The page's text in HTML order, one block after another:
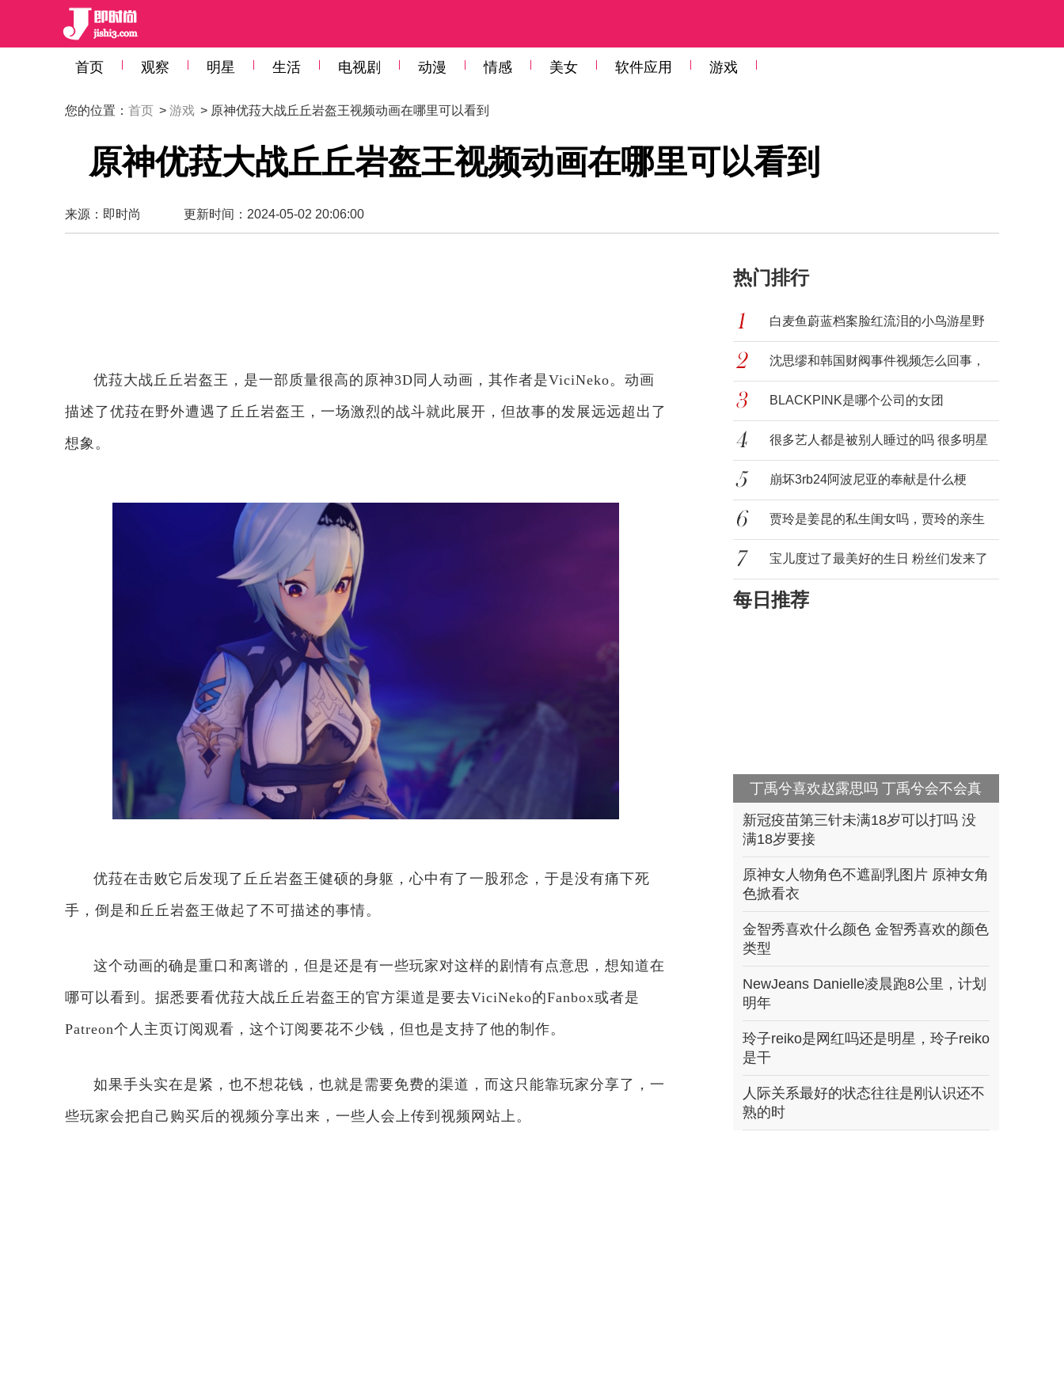
首页 观察 明星 生活 电视剧 动漫 情感 美女 软件应用 游戏
您的位置： 首页 > 游戏 > 原神优菈大战丘丘岩盔王视频动画在哪里可以看到
原神优菈大战丘丘岩盔王视频动画在哪里可以看到
来源： 即时尚 更新时间：2024-05-02 20:06:00
优菈大战丘丘岩盔王，是一部质量很高的原神3D同人动画，其作者是ViciNeko。动画
描述了优菈在野外遭遇了丘丘岩盔王，一场激烈的战斗就此展开，但故事的发展远远超出了
想象。
优菈在击败它后发现了丘丘岩盔王健硕的身躯，心中有了一股邪念，于是没有痛下死
手，倒是和丘丘岩盔王做起了不可描述的事情。
这个动画的确是重口和离谱的，但是还是有一些玩家对这样的剧情有点意思，想知道在
哪可以看到。据悉要看优菈大战丘丘岩盔王的官方渠道是要去ViciNeko的Fanbox或者是
Patreon个人主页订阅观看，这个订阅要花不少钱，但也是支持了他的制作。
如果手头实在是紧，也不想花钱，也就是需要免费的渠道，而这只能靠玩家分享了，一
些玩家会把自己购买后的视频分享出来，一些人会上传到视频网站上。
热门排行
白麦鱼蔚蓝档案脸红流泪的小鸟游星野
live2d
沈思缪和韩国财阀事件视频怎么回事，
韩国健
BLACKPINK是哪个公司的女团
BLACKPINK是什
很多艺人都是被别人睡过的吗 很多明星
都是
崩坏3rb24阿波尼亚的奉献是什么梗
贾玲是姜昆的私生闺女吗，贾玲的亲生
父亲是
宝儿度过了最美好的生日 粉丝们发来了
衷心
每日推荐
丁禹兮喜欢赵露思吗 丁禹兮会不会真
的喜欢赵露
新冠疫苗第三针未满18岁可以打吗 没
满18岁要接
原神女人物角色不遮副乳图片 原神女角
色掀看衣
金智秀喜欢什么颜色 金智秀喜欢的颜色
类型
NewJeans Danielle凌晨跑8公里，计划
明年
玲子reiko是网红吗还是明星，玲子reiko
是干
人际关系最好的状态往往是刚认识还不
熟的时